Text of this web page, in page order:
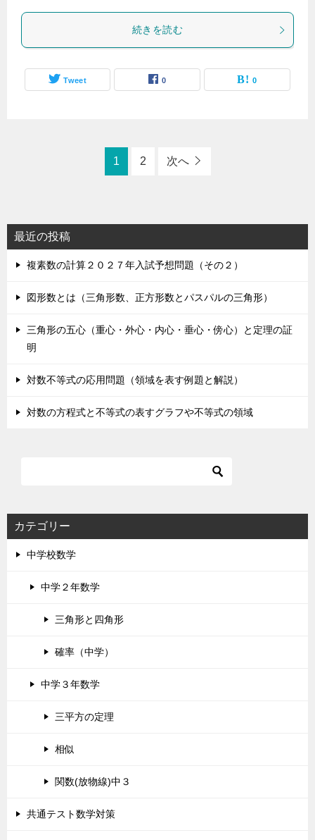
続きを読む
Tweet 0 0
1 2 次へ
最近の投稿
複素数の計算２０２７年入試予想問題（その２）
図形数とは（三角形数、正方形数とパスパルの三角形）
三角形の五心（重心・外心・内心・垂心・傍心）と定理の証
明
対数不等式の応用問題（領域を表す例題と解説）
対数の方程式と不等式の表すグラフや不等式の領域
カテゴリー
中学校数学
中学２年数学
三角形と四角形
確率（中学）
中学３年数学
三平方の定理
相似
関数(放物線)中３
共通テスト数学対策